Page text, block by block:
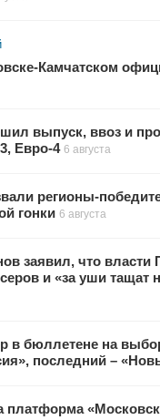
Камчатском
выпуск, ввоз и
Евро-4 6 августа
регионы-
гонки 6 августа
заявил, что власти
и «за уши тащат
в бюллетене на
последний –
платформа